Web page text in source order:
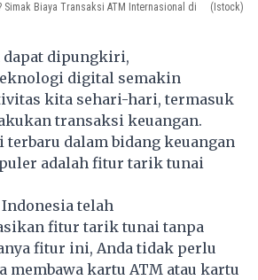
Simak Biaya Transaksi ATM Internasional di
(Istock)
dapat dipungkiri,
digital semakin
kita sehari-hari, termasuk
transaksi keuangan.
terbaru dalam bidang keuangan
adalah fitur tarik tunai
telah
fitur tarik tunai tanpa
fitur ini, Anda tidak perlu
kartu ATM atau kartu